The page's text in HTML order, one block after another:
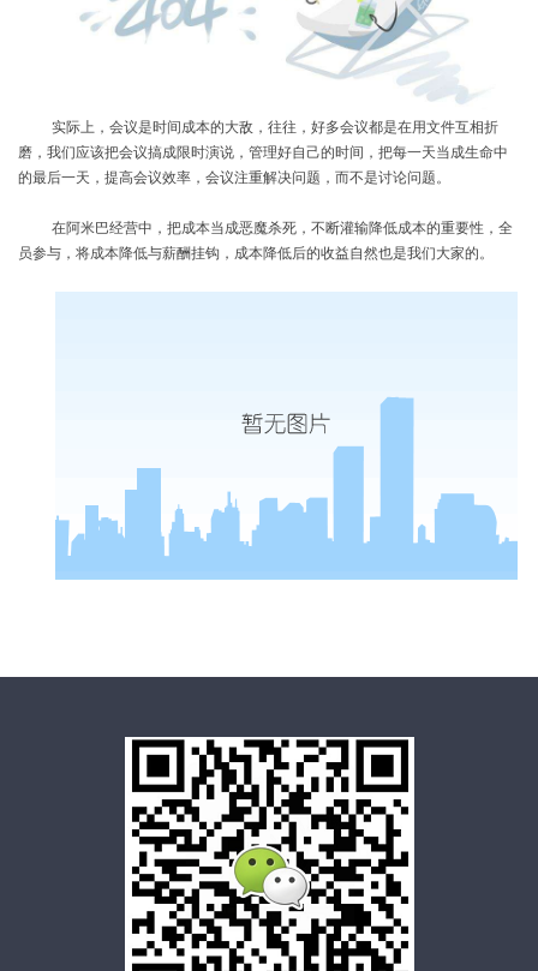
实际上，会议是时间成本的大敌，往往，好多会议都是在用文件互相折
磨，我们应该把会议搞成限时演说，管理好自己的时间，把每一天当成生命中
的最后一天，提高会议效率，会议注重解决问题，而不是讨论问题。
在阿米巴经营中，把成本当成恶魔杀死，不断灌输降低成本的重要性，全
员参与，将成本降低与薪酬挂钩，成本降低后的收益自然也是我们大家的。